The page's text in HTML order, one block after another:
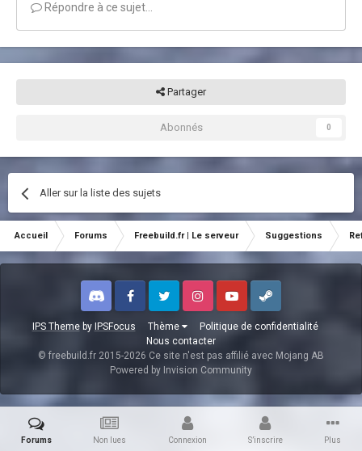
Répondre à ce sujet…
Partager
Abonnés 0
Aller sur la liste des sujets
Accueil Forums Freebuild.fr | Le serveur Suggestions
IPS Themeby IPSFocus Thème
Politique de confidentialité
Nous contacter
Discord FacebookTwitter InstagramYoutubeSteam
© freebuild.fr 2015-2026 Ce site n'est pas affilié avec Mojang AB
Powered by Invision Community
Forums Non lues Connexion S’inscrire Plus